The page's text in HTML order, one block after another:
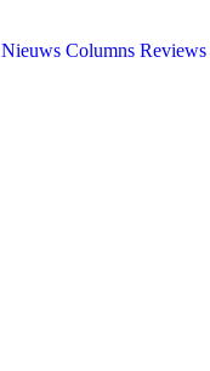
Nieuws Columns Reviews